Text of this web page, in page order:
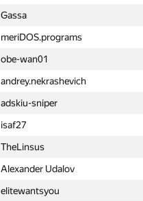
Gassa
meriDOS.programs
obe-wan01
andrey.nekrashevich
adskiu-sniper
isaf27
TheLinsus
Alexander Udalov
elitewantsyou
FOREST LTD
Babinov.IA
kvanted79
kovalenko.gravilet
udigo
zdd-2000
A.Semchankau
ualab
LichSandroLives